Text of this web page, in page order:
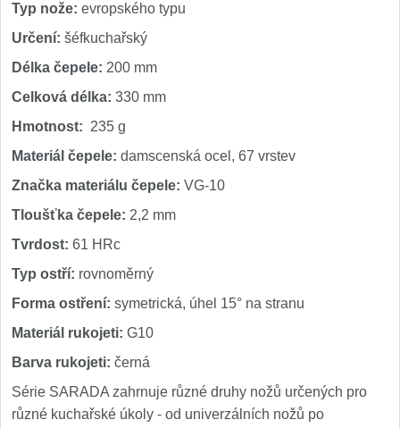
Typ nože: evropského typu
Určení: šéfkuchařský
Délka čepele: 200 mm
Celková délka: 330 mm
Hmotnost: 235 g
Materiál čepele: damscenská ocel, 67 vrstev
Značka materiálu čepele: VG-10
Tloušťka čepele: 2,2 mm
Tvrdost: 61 HRc
Typ ostří: rovnoměrný
Forma ostření: symetrická, úhel 15° na stranu
Materiál rukojeti: G10
Barva rukojeti: černá
Série SARADA zahrnuje různé druhy nožů určených pro
různé kuchařské úkoly - od univerzálních nožů po